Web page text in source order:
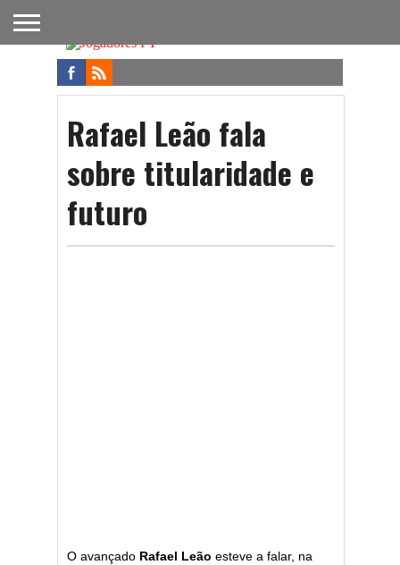
FUTEBOL
NACIONAL
FUTEBOL
INTERNACIONAL
NOTÍCIAS
ONDE
ASSISTIR
FUTEBOL
NA TV
APOSTAS
Rafael Leão fala
sobre titularidade e
futuro
O avançado Rafael Leão esteve a falar, na